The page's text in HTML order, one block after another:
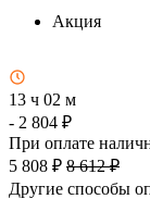
Акция
13 ч 02 м
- 2 804 ₽
При оплате
5 808 ₽ 8 612 ₽
Другие способы